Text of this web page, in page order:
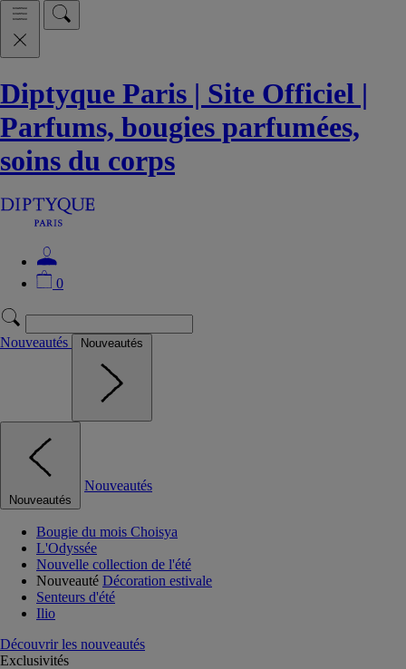
Diptyque Paris | Site Officiel |
Parfums, bougies parfumées,
soins du corps
0
Nouveautés Nouveautés
Nouveautés
Nouveautés
Bougie du mois Choisya
L'Odyssée
Nouvelle collection de l'été
Nouveauté Décoration estivale
Senteurs d'été
Ilio
Découvrir les nouveautés
Exclusivités